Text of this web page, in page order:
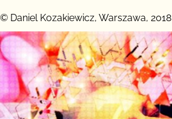
© Daniel Kozakiewicz, Warszawa, 2018